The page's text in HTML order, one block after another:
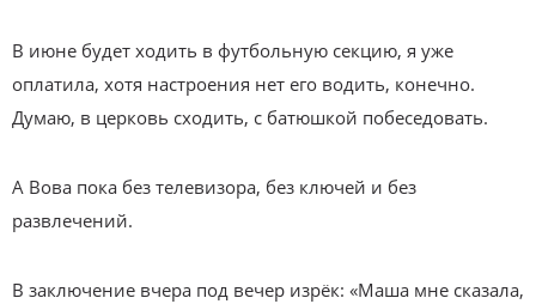
В июне будет ходить в футбольную секцию, я уже
оплатила, хотя настроения нет его водить, конечно.
Думаю, в церковь сходить, с батюшкой побеседовать.
А Вова пока без телевизора, без ключей и без
развлечений.
В заключение вчера под вечер изрёк: «Маша мне сказала,